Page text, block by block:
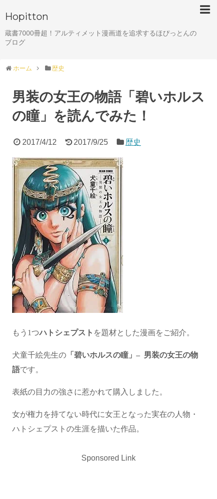
Hopitton
蔵書7000冊超！アルティメット漫画道を追求するほぴっとんの
ブログ
ホーム 歴史
男装の女王の物語「碧いホルス
の瞳」を読んでみた！
2017/4/12 2017/9/25 歴史
もう 1つハトシェプスト を題材とした漫画をご紹介。
犬童千絵先生の「碧いホルスの瞳」 – 男装の女王の物
語です。
表紙の目力の強さに惹かれて購入しました。
女が権力を持てない時代に女王となった実在の人物・
ハトシェプストの生涯を描いた作品。
Sponsored Link